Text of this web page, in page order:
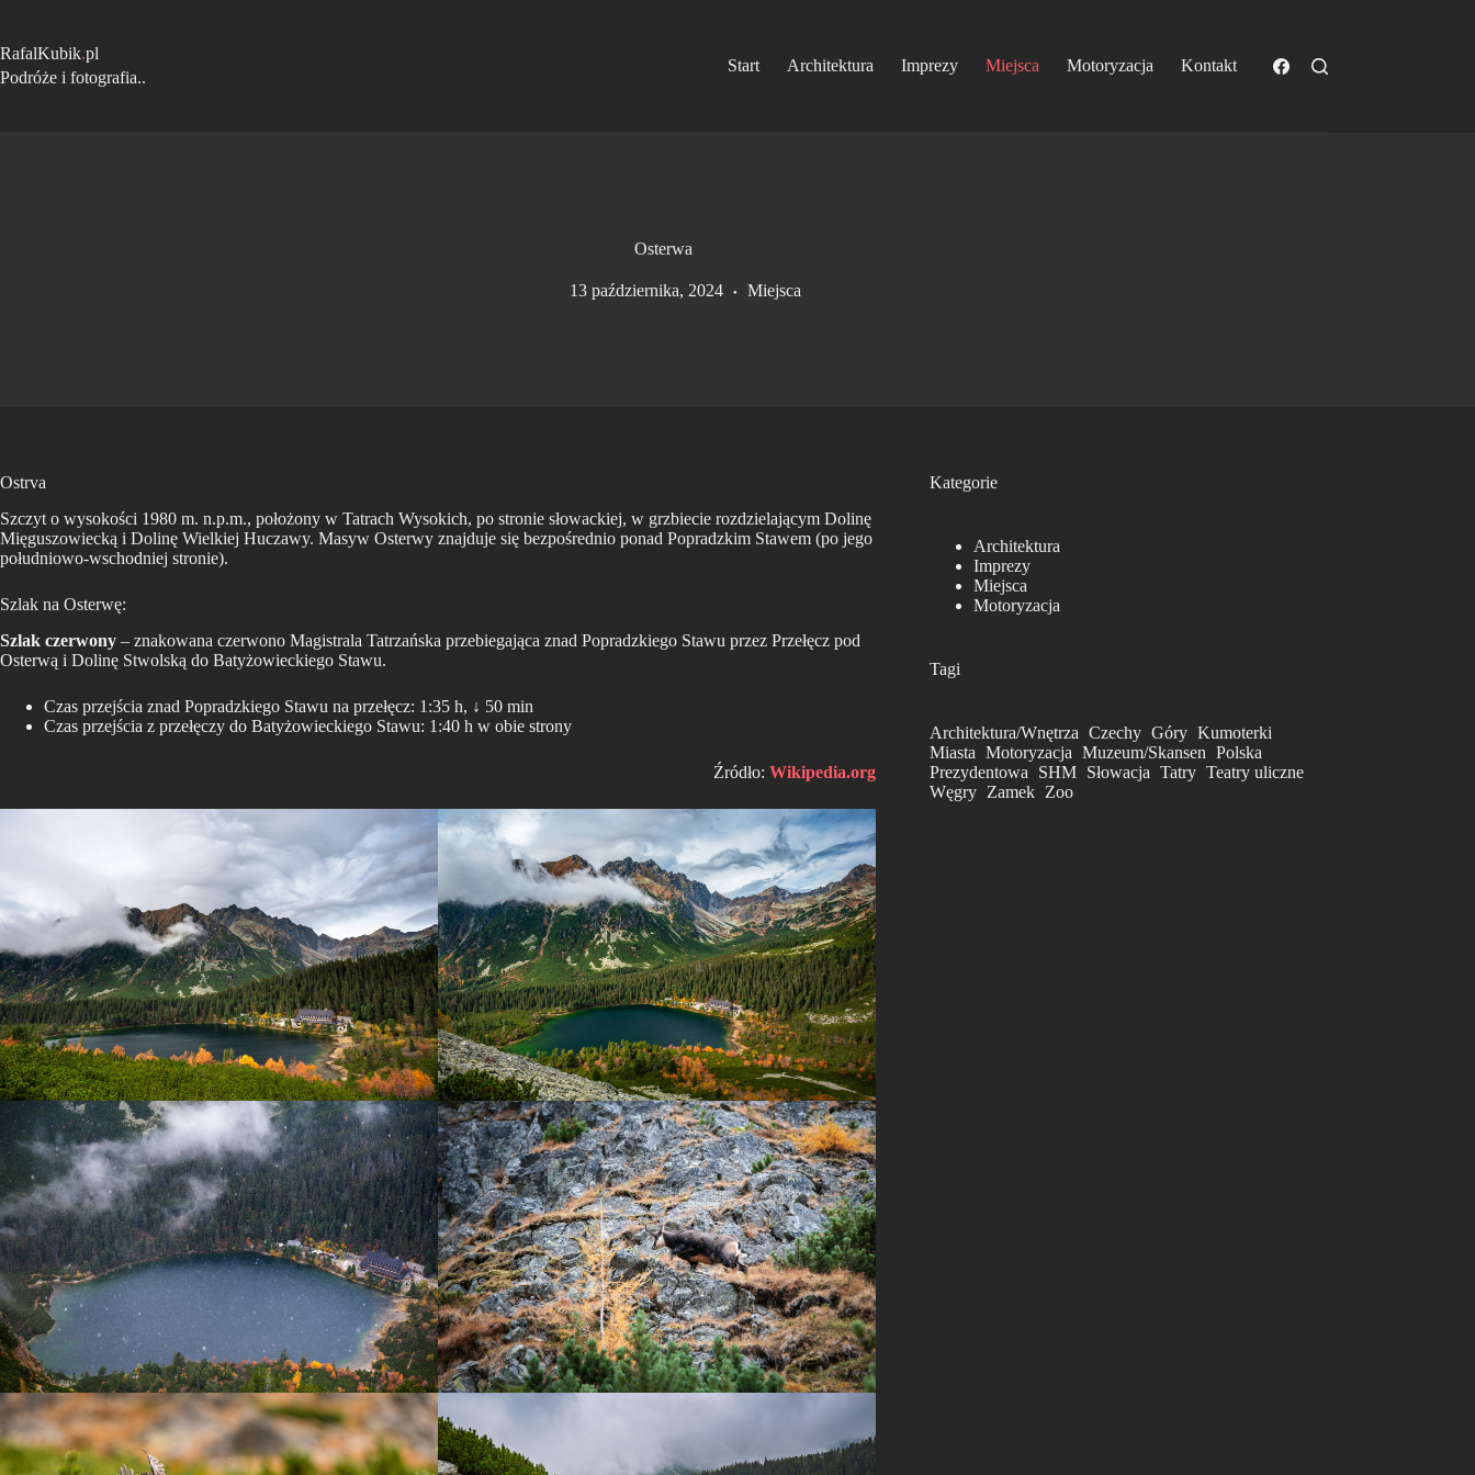
treści
RafalKubik.pl
Podróże i fotografia..
Start Architektura Imprezy Miejsca Motoryzacja Kontakt
Osterwa
13 października, 2024 Miejsca
Ostrva
Szczyt o wysokości 1980 m. n.p.m., położony w Tatrach Wysokich, po stronie słowackiej, w grzbiecie rozdzielającym Dolinę
Mięguszowiecką i Dolinę Wielkiej Huczawy. Masyw Osterwy znajduje się bezpośrednio ponad Popradzkim Stawem (po jego
południowo-wschodniej stronie).
Szlak na Osterwę:
Szlak czerwony – znakowana czerwono Magistrala Tatrzańska przebiegająca znad Popradzkiego Stawu przez Przełęcz pod
Osterwą i Dolinę Stwolską do Batyżowieckiego Stawu.
Czas przejścia znad Popradzkiego Stawu na przełęcz: 1:35 h, ↓ 50 min
Czas przejścia z przełęczy do Batyżowieckiego Stawu: 1:40 h w obie strony
Źródło:Wikipedia.org
Kategorie
Architektura
Imprezy
Miejsca
Motoryzacja
Tagi
Architektura/Wnętrza Czechy Góry Kumoterki
Miasta Motoryzacja Muzeum/Skansen Polska
Prezydentowa
SHM Słowacja Tatry Teatry uliczne
Węgry
Zamek Zoo